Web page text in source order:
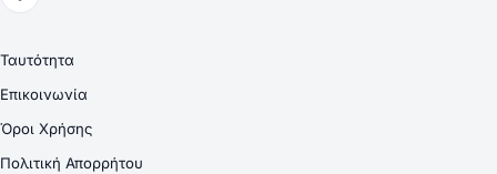
Ταυτότητα
Επικοινωνία
Όροι Χρήσης
Πολιτική Απορρήτου